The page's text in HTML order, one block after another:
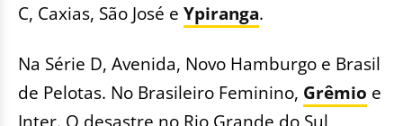
C, Caxias, São José e Ypiranga.
Na Série D, Avenida, Novo Hamburgo e Brasil
de Pelotas. No Brasileiro Feminino, Grêmio e